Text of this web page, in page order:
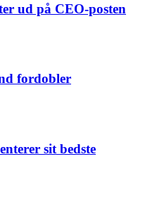
ud på CEO-posten
fordobler
sit bedste